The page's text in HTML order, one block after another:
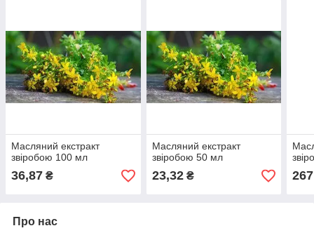
Масляний екстракт
звіробою 100 мл
36,87 ₴
Масляний екстракт
звіробою 50 мл
23,32₴
Про нас